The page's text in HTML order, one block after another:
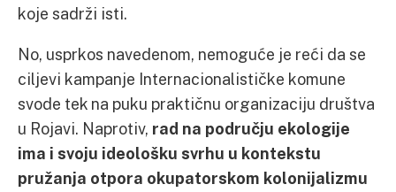
koje sadrži isti.
No, usprkos navedenom, nemoguće je reći da se
ciljevi kampanje Internacionalističke komune
svode tek na puku praktičnu organizaciju društva
u Rojavi. Naprotiv, rad na području ekologije
ima i svoju ideološku svrhu u kontekstu
pružanja otpora okupatorskom kolonijalizmu